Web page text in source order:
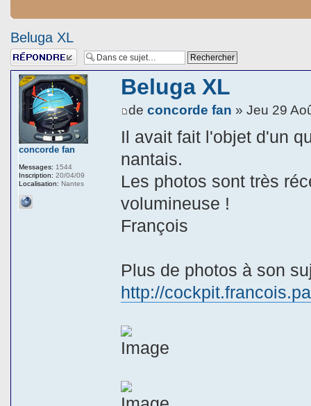
Beluga XL
Répondre
Beluga XL
deconcorde fan » Jeu 29
Il avait fait l'objet d'un
nantais.
Les photos sont très
volumineuse !
François
Plus de photos à son
http://
concorde fan
Messages: 1544
Inscription: 20/04/09
Localisation: Nantes